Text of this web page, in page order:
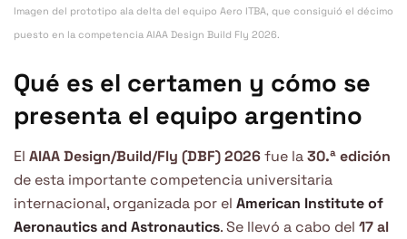
Imagen del prototipo ala delta del equipo Aero ITBA, que consiguió el décimo
puesto en la competencia AIAA Design Build Fly 2026.
Qué es el certamen y cómo se
presenta el equipo argentino
El AIAA Design/Build/Fly (DBF) 2026fue la30.ª edición
de esta importante competencia universitaria
internacional, organizada por el American Institute of
Aeronautics and Astronautics. Se llevó a cabo del 17 al